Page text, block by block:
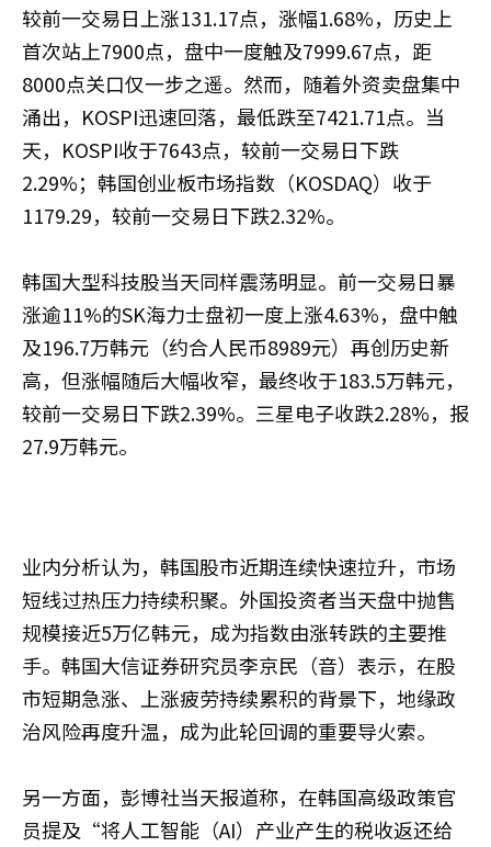
较前一交易日上涨131.17点，涨幅1.68%，历史上
首次站上7900点，盘中一度触及7999.67点，距
8000点关口仅一步之遥。然而，随着外资卖盘集中
涌出，KOSPI迅速回落，最低跌至7421.71点。当
天，KOSPI收于7643点，较前一交易日下跌
2.29%；韩国创业板市场指数（KOSDAQ）收于
1179.29，较前一交易日下跌2.32%。
韩国大型科技股当天同样震荡明显。前一交易日暴
涨逾11%的SK海力士盘初一度上涨4.63%，盘中触
及196.7万韩元（约合人民币8989元）再创历史新
高，但涨幅随后大幅收窄，最终收于183.5万韩元，
较前一交易日下跌2.39%。三星电子收跌2.28%，报
27.9万韩元。
业内分析认为，韩国股市近期连续快速拉升，市场
短线过热压力持续积聚。外国投资者当天盘中抛售
规模接近5万亿韩元，成为指数由涨转跌的主要推
手。韩国大信证券研究员李京民（音）表示，在股
市短期急涨、上涨疲劳持续累积的背景下，地缘政
治风险再度升温，成为此轮回调的重要导火索。
另一方面，彭博社当天报道称，在韩国高级政策官
员提及“将人工智能（AI）产业产生的税收返还给